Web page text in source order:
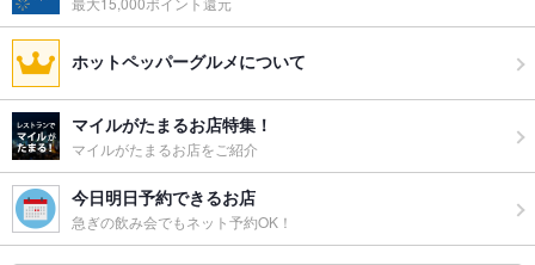
ホットペッパーグルメについて
マイルがたまるお店特集！
マイルがたまるお店をご紹介
今日明日予約できるお店
急ぎの飲み会でもネット予約OK！